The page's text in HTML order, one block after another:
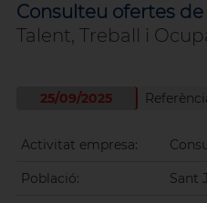
Consulteu ofertes
Talent, Treball i
25/09/2025
Activitat empresa:
Població: Sant